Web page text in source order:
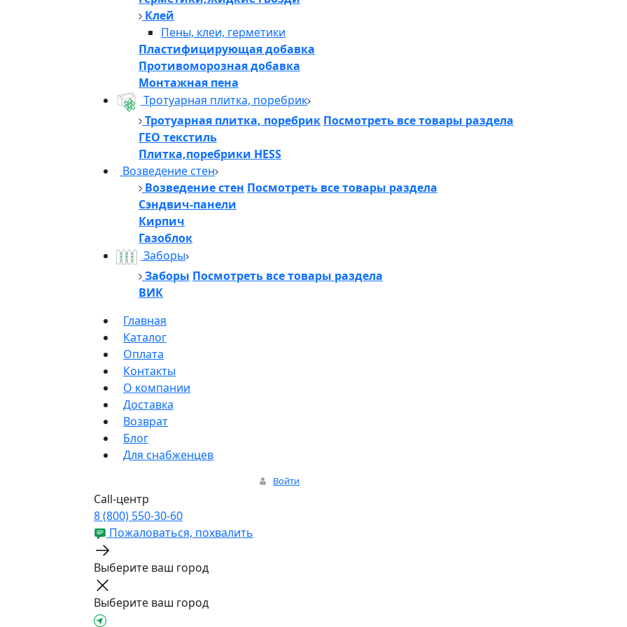
Клей
Пены, клеи, герметики
Пластифицирующая добавка
Противоморозная добавка
Монтажная пена
Тротуарная плитка, поребрик
Тротуарная плитка, поребрик Посмотреть все товары раздела
ГЕО текстиль
Плитка,поребрики HESS
Возведение стен
Возведение стен Посмотреть все товары раздела
Сэндвич-панели
Кирпич
Газоблок
Заборы
Заборы Посмотреть все товары раздела
ВИК
Главная
Каталог
Оплата
Контакты
О компании
Доставка
Возврат
Блог
Для снабженцев
Войти
Call-центр
8 (800) 550-30-60
Пожаловаться, похвалить
Выберите ваш город
Выберите ваш город